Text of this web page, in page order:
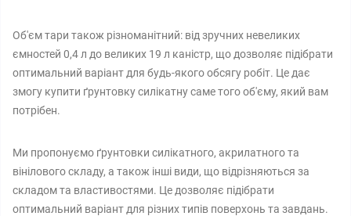
Об'єм тари також різноманітний: від зручних невеликих
ємностей 0,4 л до великих 19 л каністр, що дозволяє підібрати
оптимальний варіант для будь-якого обсягу робіт. Це дає
змогу купити ґрунтовку силікатну саме того об'єму, який вам
потрібен.
Ми пропонуємо ґрунтовки силікатного, акрилатного та
вінілового складу, а також інші види, що відрізняються за
складом та властивостями. Це дозволяє підібрати
оптимальний варіант для різних типів поверхонь та завдань.